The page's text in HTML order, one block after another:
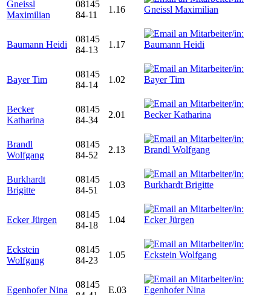
Gneissl
Maximilian
08145
84-11
1.16
Baumann Heidi
08145
84-13
1.17
Bayer Tim
08145
84-14
1.02
Becker
Katharina
08145
84-34
2.01
Brandl
Wolfgang
08145
84-52
2.13
Burkhardt
Brigitte
08145
84-51
1.03
Ecker Jürgen
08145
84-18
1.04
Eckstein
Wolfgang
08145
84-23
1.05
Egenhofer Nina
08145
E.03